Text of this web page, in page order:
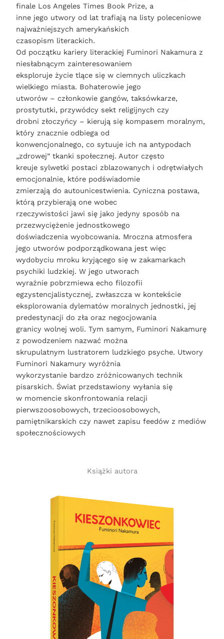
finale Los Angeles Times Book Prize, a
inne jego utwory od lat trafiają na listy poleceniowe
najważniejszych amerykańskich
czasopism literackich.
Od początku kariery literackiej Fuminori Nakamura z
niesłabnącym zainteresowaniem
eksploruje życie tlące się w ciemnych uliczkach
wielkiego miasta. Bohaterowie jego
utworów – członkowie gangów, taksówkarze,
prostytutki, przywódcy sekt religijnych czy
drobni złoczyńcy – kierują się kompasem moralnym,
który znacznie odbiega od
konwencjonalnego, co sytuuje ich na antypodach
„zdrowej” tkanki społecznej. Autor często
kreuje sylwetki postaci zblazowanych i odrętwiałych
emocjonalnie, które podświadomie
zmierzają do autounicestwienia. Cyniczna postawa,
którą przybierają one wobec
rzeczywistości jawi się jako jedyny sposób na
przezwyciężenie jednostkowego
doświadczenia wyobcowania. Mroczna atmosfera
jego utworów podporządkowana jest więc
wydobyciu mroku kryjącego się w zakamarkach
psychiki ludzkiej. W jego utworach
wyraźnie pobrzmiewa echo filozofii
egzystencjalistycznej, zwłaszcza w kontekście
eksplorowania dylematów moralnych jednostki, jej
predestynacji do zła oraz negocjowania
granicy wolnej woli. Tym samym, Fuminori Nakamurę
z powodzeniem nazwać można
skrupulatnym lustratorem ludzkiego psyche. Utwory
Fuminori Nakamury wyróżnia
wykorzystanie bardzo zróżnicowanych technik
pisarskich. Świat przedstawiony wyłania się
w momencie skonfrontowania relacji
pierwszoosobowych, trzecioosobowych,
pamiętnikarskich czy nawet zapisu feedów z mediów
społecznościowych
Książki autora